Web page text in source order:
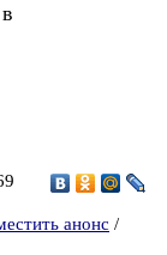
анонс /